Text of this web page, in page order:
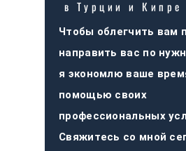
в Турции и Кипре
Чтобы облегчить вам
направить вас по
я экономлю ваше
помощью своих
профессиональных
Свяжитесь со мной